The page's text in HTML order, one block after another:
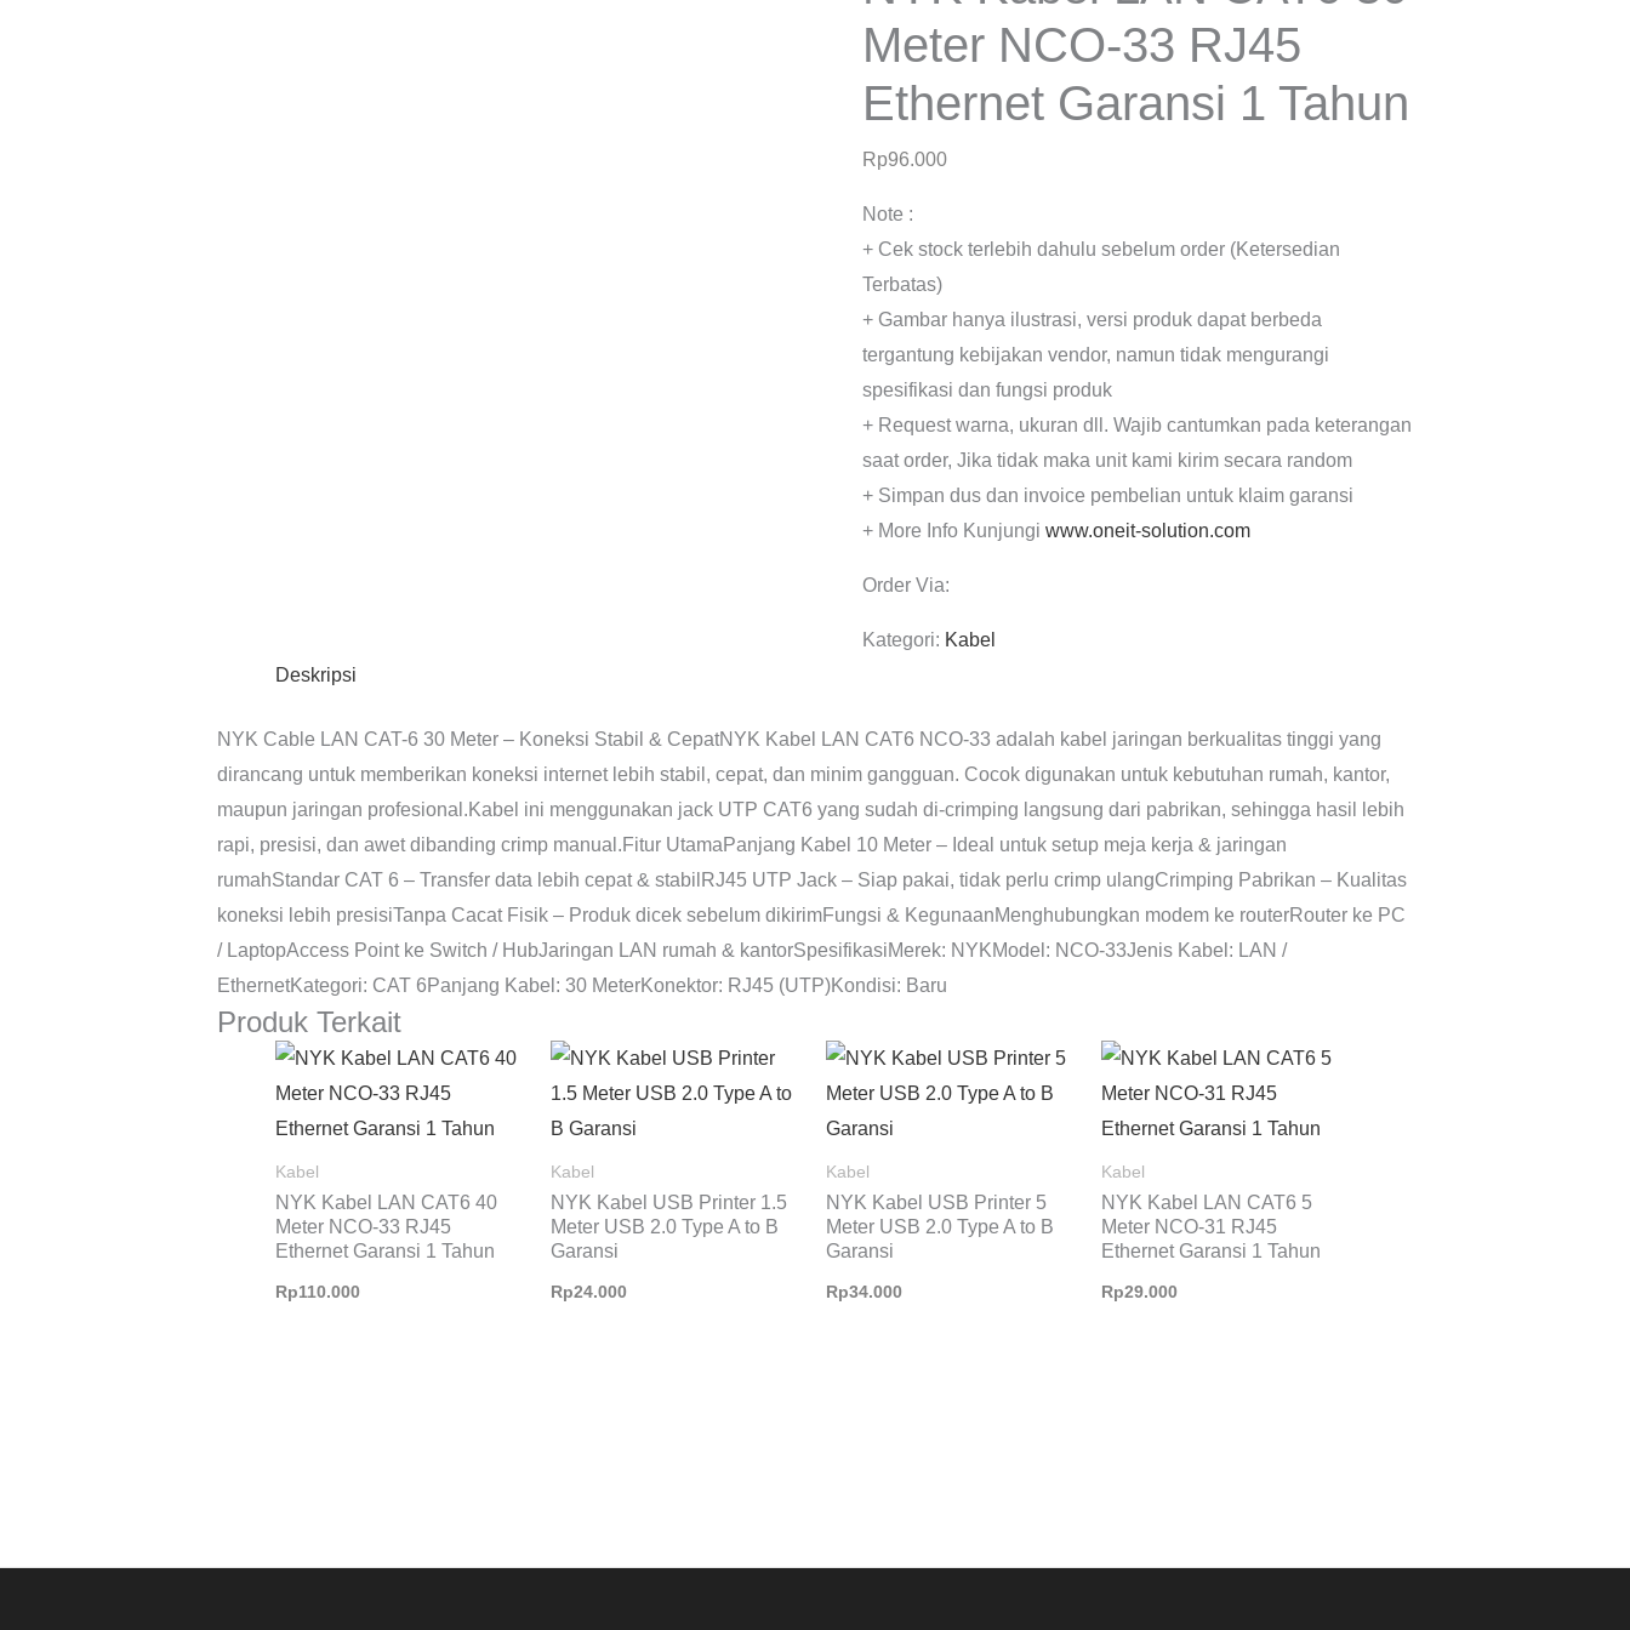
Meter NCO-33 RJ45
Ethernet Garansi 1 Tahun
Rp96.000
Note :
+ Cek stock terlebih dahulu sebelum order (Ketersedian
Terbatas)
+ Gambar hanya ilustrasi, versi produk dapat berbeda
tergantung kebijakan vendor, namun tidak mengurangi
spesifikasi dan fungsi produk
+ Request warna, ukuran dll. Wajib cantumkan pada keterangan
saat order, Jika tidak maka unit kami kirim secara random
+ Simpan dus dan invoice pembelian untuk klaim garansi
+ More Info Kunjungiwww.oneit-solution.com
Order Via:
Kategori: Kabel
Deskripsi
NYK Cable LAN CAT-6 30 Meter – Koneksi Stabil & CepatNYK Kabel LAN CAT6 NCO-33 adalah kabel jaringan berkualitas tinggi yang
dirancang untuk memberikan koneksi internet lebih stabil, cepat, dan minim gangguan. Cocok digunakan untuk kebutuhan rumah, kantor,
maupun jaringan profesional.Kabel ini menggunakan jack UTP CAT6 yang sudah di-crimping langsung dari pabrikan, sehingga hasil lebih
rapi, presisi, dan awet dibanding crimp manual.Fitur UtamaPanjang Kabel 10 Meter – Ideal untuk setup meja kerja & jaringan
rumahStandar CAT 6 – Transfer data lebih cepat & stabilRJ45 UTP Jack – Siap pakai, tidak perlu crimp ulangCrimping Pabrikan – Kualitas
koneksi lebih presisiTanpa Cacat Fisik – Produk dicek sebelum dikirimFungsi & KegunaanMenghubungkan modem ke routerRouter ke PC
/ LaptopAccess Point ke Switch / HubJaringan LAN rumah & kantorSpesifikasiMerek: NYKModel: NCO-33Jenis Kabel: LAN /
EthernetKategori: CAT 6Panjang Kabel: 30 MeterKonektor: RJ45 (UTP)Kondisi: Baru
Produk Terkait
Kabel
NYK Kabel LAN CAT6 40
Meter NCO-33 RJ45
Ethernet Garansi 1 Tahun
Rp110.000
Kabel
NYK Kabel USB Printer 1.5
Meter USB 2.0 Type A to B
Garansi
Rp24.000
Kabel
NYK Kabel USB Printer 5
Meter USB 2.0 Type A to B
Garansi
Rp34.000
Kabel
NYK Kabel LAN CAT6 5
Meter NCO-31 RJ45
Ethernet Garansi 1 Tahun
Rp29.000